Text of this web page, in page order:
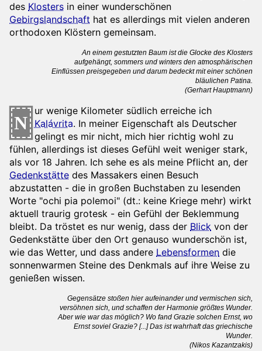
des Klosters in einer wunderschönen
Gebirgslandschaft hat es allerdings mit vielen anderen
orthodoxen Klöstern gemeinsam.
An einem gestutzten Baum ist die Glocke des Klosters
aufgehängt, sommers und winters den atmosphärischen
Einflüssen preisgegeben und darum bedeckt mit einer schönen
bläulichen Patina.
(Gerhart Hauptmann)
N
ur wenige Kilometer südlich erreiche ich
Kalávrita. In meiner Eigenschaft als Deutscher
gelingt es mir nicht, mich hier richtig wohl zu
fühlen, allerdings ist dieses Gefühl weit weniger stark,
als vor 18 Jahren. Ich sehe es als meine Pflicht an, der
Gedenkstätte des Massakers einen Besuch
abzustatten - die in großen Buchstaben zu lesenden
Worte "ochi pia polemoi" (dt.: keine Kriege mehr) wirkt
aktuell traurig grotesk - ein Gefühl der Beklemmung
bleibt. Da tröstet es nur wenig, dass der Blick von der
Gedenkstätte über den Ort genauso wunderschön ist,
wie das Wetter, und dass andere Lebensformen die
sonnenwarmen Steine des Denkmals auf ihre Weise zu
genießen wissen.
Gegensätze stoßen hier aufeinander und vermischen sich,
versöhnen sich, und schaffen der Harmonie größtes Wunder.
Aber wie war das möglich? Wo fand Grazie solchen Ernst, wo
Ernst soviel Grazie? [...] Das ist wahrhaft das griechische
Wunder.
(Nikos Kazantzakis)